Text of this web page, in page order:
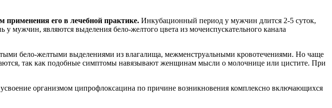
его в лечебной практике. Инкубационный период у мужчин длится 2-5 суток,
являются выделения бело-желтого цвета из мочеиспускательного канала
бело-желтыми выделениями из влагалища, межменструальными кровотечениями. Но чаще
так как подобные симптомы навязывают женщинам мысли о молочнице или цистите. При
организмом ципрофлоксацина по причине возникновения комплексно включающихся